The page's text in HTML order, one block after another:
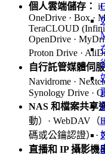
個人雲端儲存：
OneDrive · Box ·
TeraCLOUD
OpenDrive ·
Proton Drive ·
自行託管媒體伺
Navidrome ·
Synology Drive ·
NAS 和檔案共享
動）· WebDAV（
碼或公鑰認證）·
直播和 IP 攝影機